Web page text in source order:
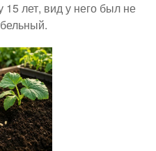
лет, вид у него был не